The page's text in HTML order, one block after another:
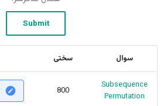
سوال سختی
Subsequence
Permutation
800